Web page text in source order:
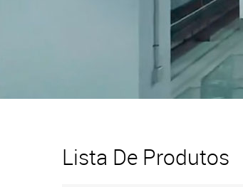
Lista De Produtos